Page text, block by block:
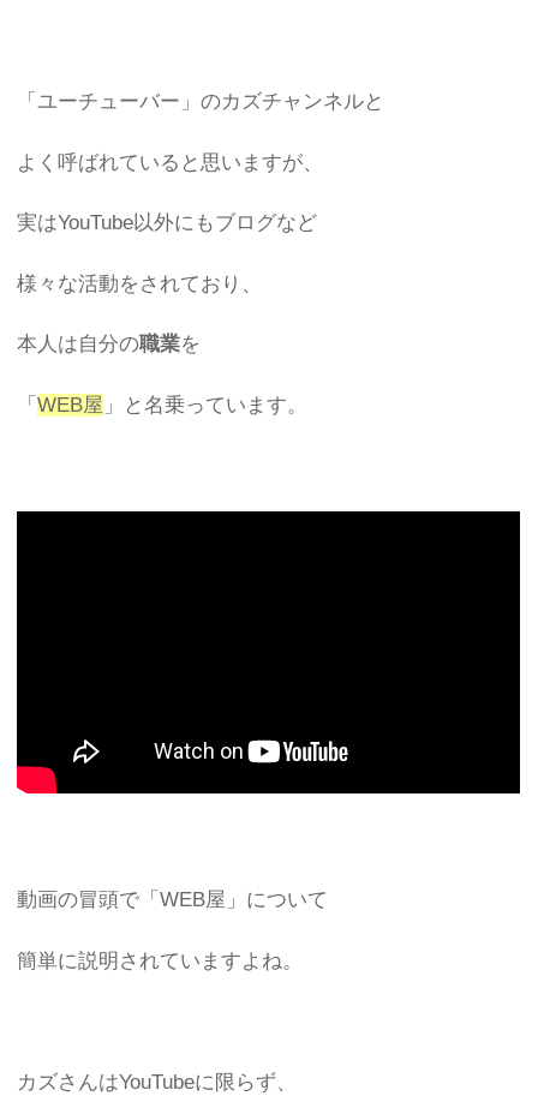
「ユーチューバー」のカズチャンネルと
よく呼ばれていると思いますが、
実はYouTube以外にもブログなど
様々な活動をされており、
本人は自分の職業を
「WEB屋 」と名乗っています。
動画の冒頭で「WEB屋」について
簡単に説明されていますよね。
カズさんはYouTubeに限らず、